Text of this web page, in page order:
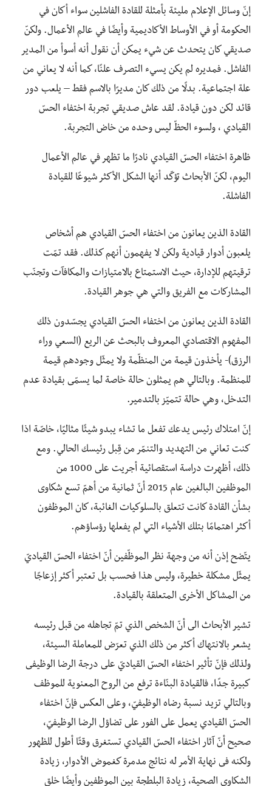
إنّ وسائل الإعلام مليئة بأمثلة للقادة الفاشلين سواء أكان في
الحكومة أو في الأوساط الأكاديمية وأيضًا في عالم الأعمال. ولكنّ
صديقي كان يتحدث عن شيء يمكن أن نقول أنه أسوأ من المدير
الفاشل. فمديره لم يكن يسيء التصرف علنًا، كما أنه لا يعاني من
علة اجتماعية. بدلًا من ذلك كان مديرًا بالاسم فقط – يلعب دور
قائد لكن دون قيادة. لقد عاش صديقي تجربة اختفاء الحسّ
القيادي ، ولسوء الحظّ ليس وحده من خاض التجربة.
ظاهرة اختفاء الحسّ القيادي نادرًا ما تظهر في عالم الأعمال
اليوم، لكنّ الأبحاث تؤكّد أنها الشكل الأكثر شيوعًا للقيادة
الفاشلة.
القادة الذين يعانون من اختفاء الحسّ القيادي هم أشخاص
يلعبون أدوار قيادية ولكن لا يفهمون أنهم كذلك. فقد تمّت
ترقيتهم للإدارة، حيث الاستمتاع بالامتيازات والمكافآت وتجنّب
المشاركات مع الفريق والتي هي جوهر القيادة.
القادة الذين يعانون من اختفاء الحسّ القيادي يجسّدون ذلك
المفهوم الاقتصادي المعروف بالبحث عن الريع (السعي وراء
الرزق)- يأخذون قيمة من المنظّمة ولا يمثّل وجودهم قيمة
للمنظمة. وبالتالي هم يمثلون حالة خاصة لما يسمّى بقيادة عدم
التدخل، وهي حالة تتميّز بالتدمير.
إنّ امتلاك رئيس يدعك تفعل ما تشاء يبدو شيئًا مثاليًا، خاصّة اذا
كنت تعاني من التهديد والتنمّر من قِبل رئيسك الحالي. ومع
ذلك، أظهرت دراسة استقصائية أجريت على 1000 من
الموظفين البالغين عام 2015 أنّ ثمانية من أهمّ تسع شكاوى
بشأن القادة كانت تتعلق بالسلوكيات الغائبة، كان الموظفون
أكثر اهتمامًا بتلك الأشياء التي لم يفعلها رؤساؤهم.
يتّضح إذن أنه من وجهة نظر الموظّفين أنّ اختفاء الحسّ القياديّ
يمثّل مشكلة خطيرة، وليس هذا فحسب بل تعتبر أكثر إزعاجًا
من المشاكل الأخرى المتعلقة بالقيادة.
تشير الأبحاث الى أنّ الشخص الذي تمّ تجاهله من قبل رئيسه
يشعر بالانتهاك أكثر من ذلك الذي تعرّض للمعاملة السيئة،
ولذلك فإنّ تأثير اختفاء الحسّ القياديّ على درجة الرضا الوظيفى
كبيرة جدًا، فالقيادة البنّاءة ترفع من الروح المعنوية للموظف
وبالتالي تزيد نسبة رضاه الوظيفيّ، وعلى العكس فإنّ اختفاء
الحسّ القيادي يعمل على الفور على تضاؤل الرضا الوظيفيّ،
صحيح أنّ آثار اختفاء الحسّ القيادي تستغرق وقتًا أطول للظهور
ولكنه فى نهاية الأمر له نتائج مدمرة كغموض الأدوار، زيادة
الشكاوى الصحية، زيادة البلطجة بين الموظفين وأيضًا خلق